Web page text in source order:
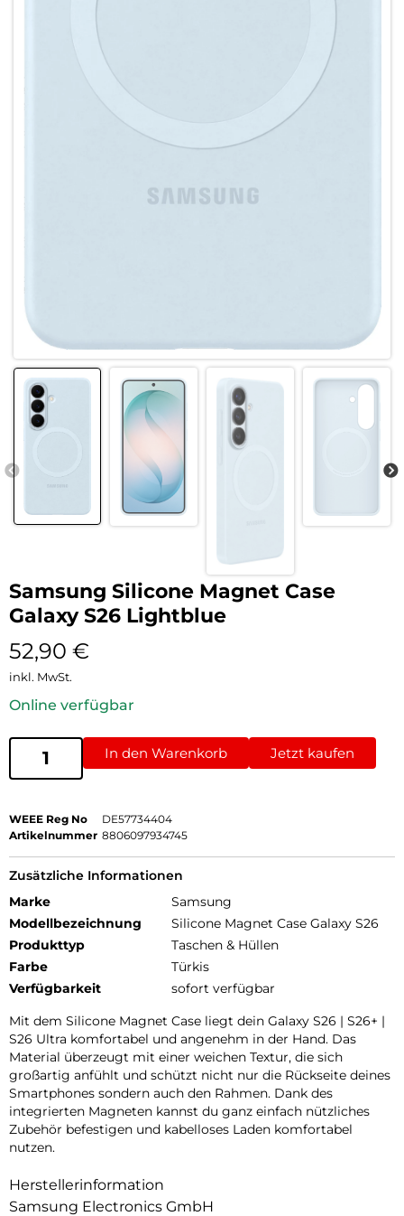
Samsung Silicone Magnet Case
Galaxy S26 Lightblue
52,90 €
inkl. MwSt.
Online verfügbar
In den Warenkorb Jetzt kaufen
WEEE Reg No
DE57734404
Artikelnummer 8806097934745
Zusätzliche Informationen
Marke
Samsung
Modellbezeichnung
Silicone Magnet Case Galaxy S26
Produkttyp
Taschen & Hüllen
Farbe
Türkis
Verfügbarkeit
sofort verfügbar
Mit dem Silicone Magnet Case liegt dein Galaxy S26 | S26+ |
S26 Ultra komfortabel und angenehm in der Hand. Das
Material überzeugt mit einer weichen Textur, die sich
großartig anfühlt und schützt nicht nur die Rückseite deines
Smartphones sondern auch den Rahmen. Dank des
integrierten Magneten kannst du ganz einfach nützliches
Zubehör befestigen und kabelloses Laden komfortabel
nutzen.
Herstellerinformation
Samsung Electronics GmbH